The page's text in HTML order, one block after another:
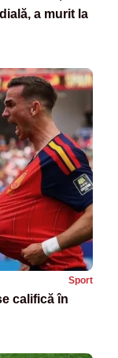
a murit la
Sport
califică în